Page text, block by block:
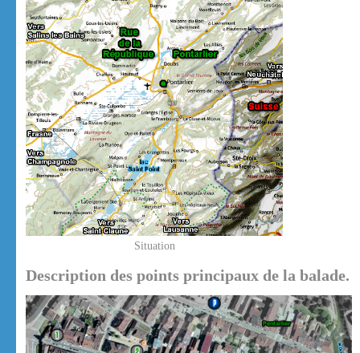
Situation
Description des points principaux de la balade.